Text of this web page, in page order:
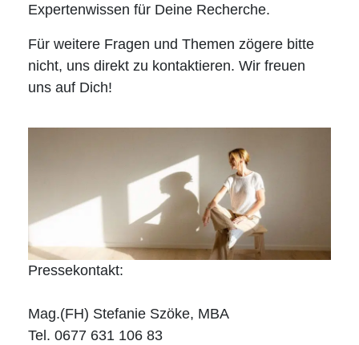
Expertenwissen für Deine Recherche.
Für weitere Fragen und Themen zögere bitte
nicht, uns direkt zu kontaktieren. Wir freuen
uns auf Dich!
Pressekontakt:
Mag.(FH) Stefanie Szöke, MBA
Tel. 0677 631 106 83